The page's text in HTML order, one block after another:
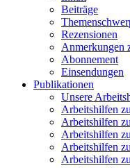
Beiträge
Rezensionen
Anmerkungen
Abonnement
Einsendungen
Publikationen
Unsere
Arbeitshilfen
Arbeitshilfen
Arbeitshilfen
Arbeitshilfen
Arbeitshilfen